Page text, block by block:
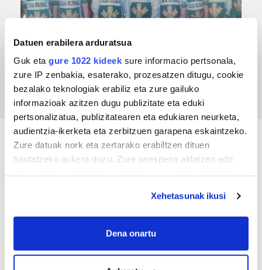
Datuen erabilera arduratsua
Guk eta gure 1022 kideek sure informacio pertsonala,
zure IP zenbakia, esaterako, prozesatzen ditugu, cookie
bezalako teknologiak erabiliz eta zure gailuko
informazioak azitzen dugu publizitate eta eduki
pertsonalizatua, publizitatearen eta edukiaren neurketa,
audientzia-ikerketa eta zerbitzuen garapena eskaintzeko.
Zure datuak nork eta zertarako erabiltzen dituen
hautatzeko aukera duzu. Zure onespena aldatzen edo
If you allow, we would also like to:
Collect information about your geographical
Xehetasunak ikusi
Dena onartu
TXIRRINDULARITZA
Tourreko goierritarrak
KIROLA